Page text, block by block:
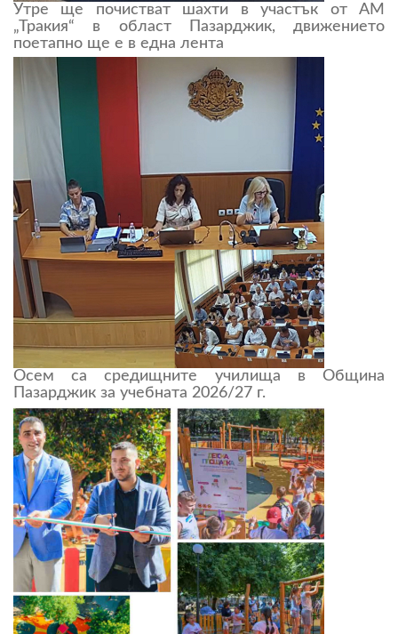
Утре ще почистват шахти в участък от АМ
„Тракия“ в област Пазарджик, движението
поетапно ще е в една лента
Осем са средищните училища в Община
Пазарджик за учебната 2026/27 г.